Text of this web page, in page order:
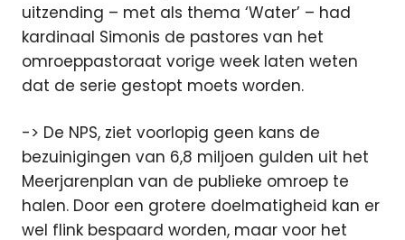
uitzending – met als thema ‘Water’ – had
kardinaal Simonis de pastores van het
omroeppastoraat vorige week laten weten
dat de serie gestopt moets worden.
-> De NPS, ziet voorlopig geen kans de
bezuinigingen van 6,8 miljoen gulden uit het
Meerjarenplan van de publieke omroep te
halen. Door een grotere doelmatigheid kan er
wel flink bespaard worden, maar voor het